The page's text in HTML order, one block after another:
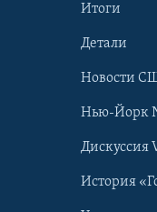
Итоги
Детали
Новости
Нью-Йорк
Дискуссия
История